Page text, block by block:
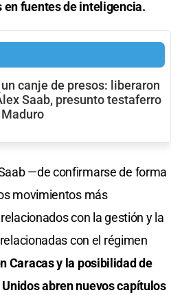
fuentes de inteligencia.
un canje de presos: liberaron
Saab, presunto testaferro
—de confirmarse de forma
movimientos más
con la gestión y la
con el régimen
Caracas y la posibilidad de
abren nuevos capítulos